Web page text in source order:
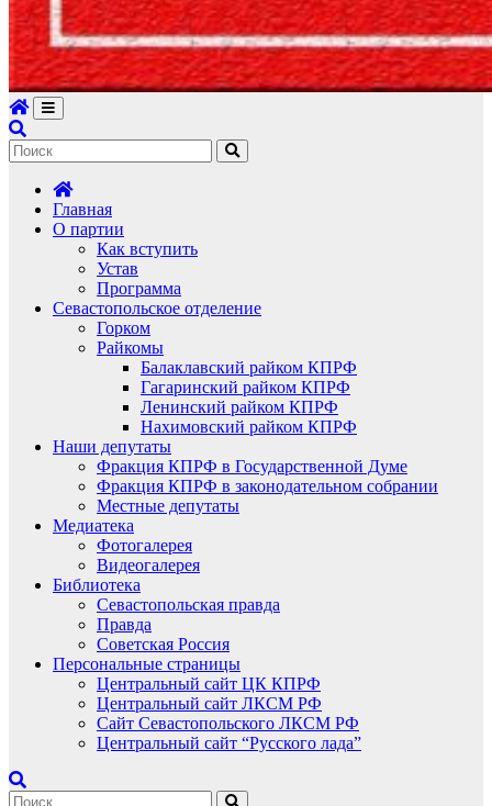
Главная
О партии
Как вступить
Устав
Программа
Севастопольское отделение
Горком
Райкомы
Балаклавский райком КПРФ
Гагаринский райком КПРФ
Ленинский райком КПРФ
Нахимовский райком КПРФ
Наши депутаты
Фракция КПРФ в Государственной Думе
Фракция КПРФ в законодательном собрании
Местные депутаты
Медиатека
Фотогалерея
Видеогалерея
Библиотека
Севастопольская правда
Правда
Советская Россия
Персональные страницы
Центральный сайт ЦК КПРФ
Центральный сайт ЛКСМ РФ
Сайт Севастопольского ЛКСМ РФ
Центральный сайт “Русского лада”